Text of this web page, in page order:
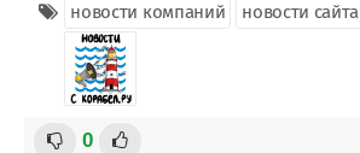
новости компаний новости сайта
0